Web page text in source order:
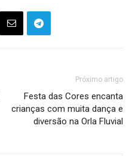
Próximo artigo
Festa das Cores encanta
crianças com muita dança e
diversão na Orla Fluvial